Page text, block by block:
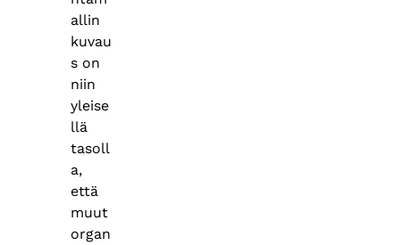
allin
kuvau
s on
niin
yleise
llä
tasoll
a,
että
muut
organ